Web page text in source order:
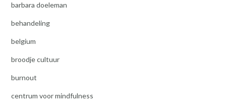
barbara doeleman
behandeling
belgium
broodje cultuur
burnout
centrum voor mindfulness